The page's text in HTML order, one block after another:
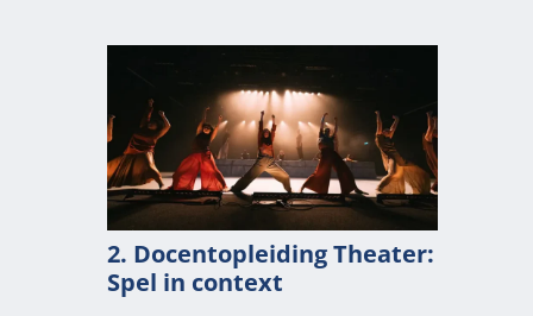
2. Docentopleiding Theater:
Spel in context